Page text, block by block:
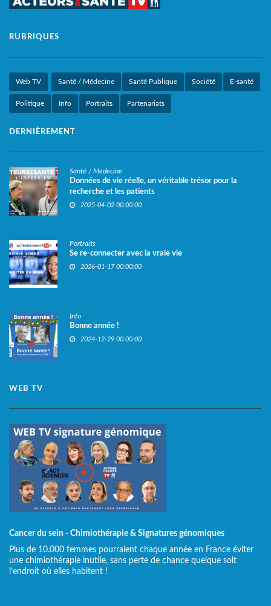
RUBRIQUES
Web TV Santé / Médecine Santé Publique Société E-santé
Politique Info Portraits Partenariats
DERNIÈREMENT
Santé / Médecine
Données de vie réelle, un véritable trésor pour la
recherche et les patients
2025-04-02 00:00:00
Portraits
Se re-connecter avec la vraie vie
2026-01-17 00:00:00
Info
Bonne année !
2024-12-29 00:00:00
WEB TV
Cancer du sein - Chimiothérapie & Signatures génomiques
Plus de 10.000 femmes pourraient chaque année en France éviter
une chimiothérapie inutile, sans perte de chance quelque soit
l’endroit où elles habitent !